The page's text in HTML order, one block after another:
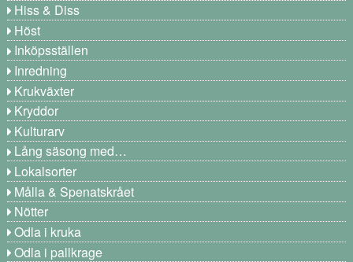
Hiss & Diss
Höst
Inköpsställen
Inredning
Krukväxter
Kryddor
Kulturarv
Lång säsong med…
Lokalsorter
Målla & Spenatskrået
Nötter
Odla i kruka
Odla i pallkrage